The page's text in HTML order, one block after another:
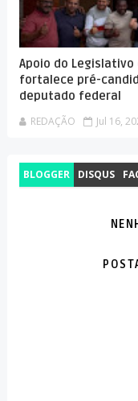
Apoio do Legislativo
fortalece pré-
deputado federal
REDAÇÃO Jul 16,
BLOGGER DISQUS